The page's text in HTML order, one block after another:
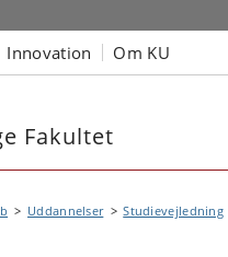
Innovation Om KU
Fakultet
Uddannelser Studievejledning